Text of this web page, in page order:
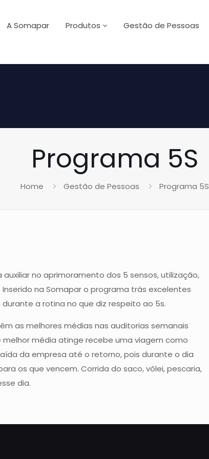
A Somapar Produtos Gestão de Pessoas
Programa 5S
Home Gestão de Pessoas Programa 5S
no aprimoramento dos 5 sensos, utilização,
na Somapar o programa trás excelentes
a rotina no que diz respeito ao 5s.
as melhores médias nas auditorias semanais
média atinge recebe uma viagem como
da empresa até o retorno, pois durante o dia
os que vencem. Corrida do saco, vôlei, pescaria,
dia.